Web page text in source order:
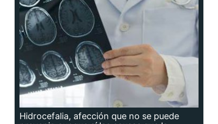
Hidrocefalia, afección que no se puede